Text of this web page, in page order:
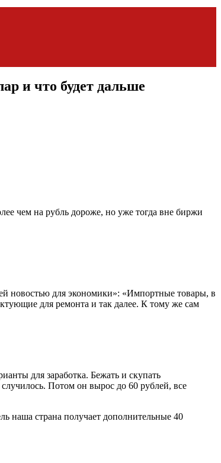
и что будет дальше
чем на рубль дороже, но уже тогда вне биржи
новостью для экономики»: «Импортные товары, в
для ремонта и так далее. К тому же сам
для заработка. Бежать и скупать
Потом он вырос до 60 рублей, все
наша страна получает дополнительные 40